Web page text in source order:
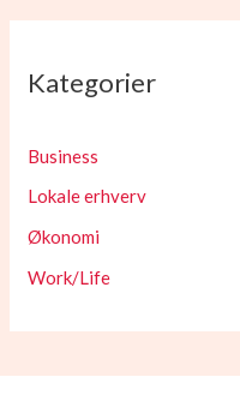
Kategorier
Business
Lokale erhverv
Økonomi
Work/Life